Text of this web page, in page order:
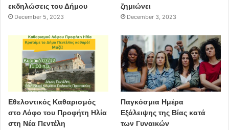
εκδηλώσεις του Δήμου
December 5, 2023
ζημιώνει
December 3, 2023
Εθελοντικός Καθαρισμός
στο Λόφο του Προφήτη Ηλία
στη Νέα Πεντέλη
Παγκόσμια Ημέρα
Εξάλειψης της Βίας κατά
των Γυναικών